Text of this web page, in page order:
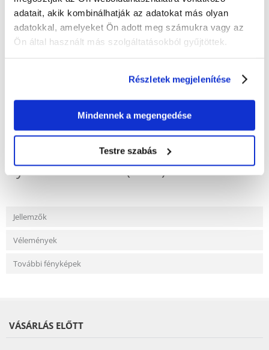
adatait, akik kombinálhatják az adatokat más olyan
adatokkal, amelyeket Ön adott meg számukra vagy az
Ön által használt más szolgáltatásokból gyűjtöttek.
Részletek megjelenítése
Mindennek a megengedése
Testre szabás
légáramlást. A szivattyú nagyon erős membránnal rendelkezik, ami
egyenletes kapacitásfejlesztést biztosít.
Ideális 250-600l-es akváriumokhoz
Gyakori Kérdések (GYIK)
Jellemzők
Vélemények
További fényképek
VÁSÁRLÁS ELŐTT